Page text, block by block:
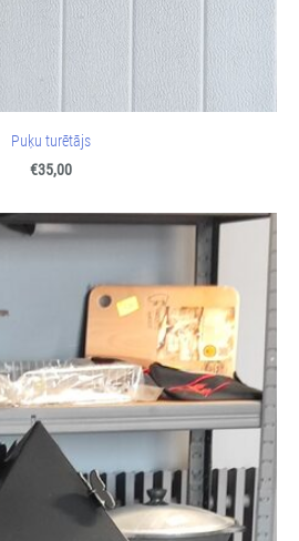
Puķu turētājs
€35,00